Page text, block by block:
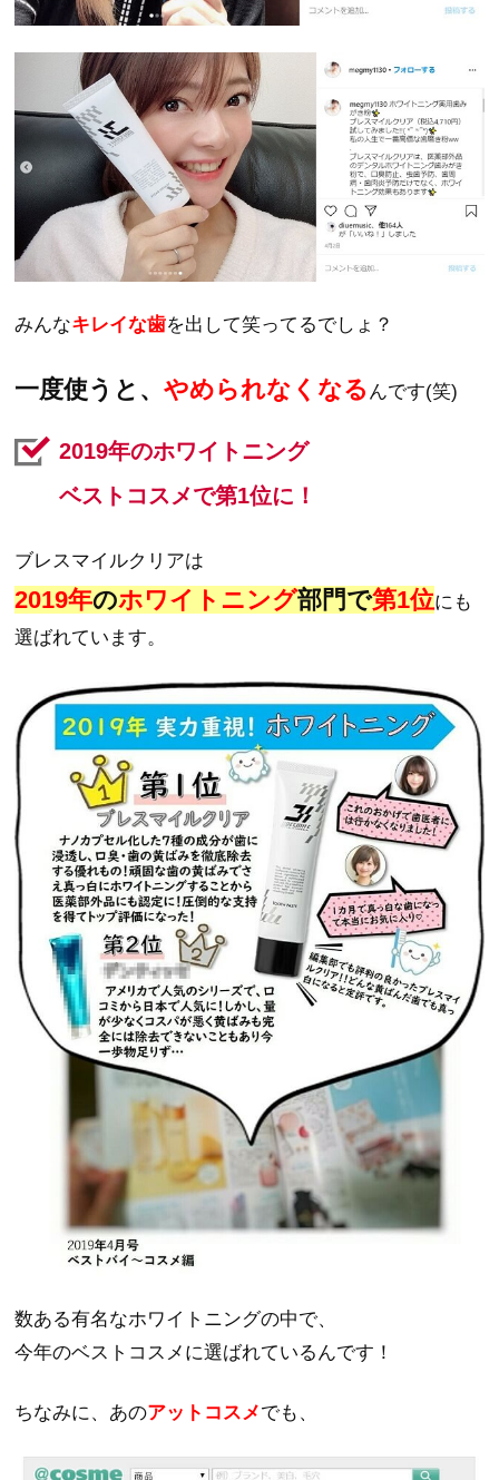
みんなキレイな歯を出して笑ってるでしょ？
一度使うと、やめられなくなる んです(笑)
2019年のホワイトニング
ベストコスメで第1位に！
ブレスマイルクリアは
2019年のホワイトニング部門で第1位にも
選ばれています。
数ある有名なホワイトニングの中で、
今年のベストコスメに選ばれているんです！
ちなみに、あのアットコスメでも、